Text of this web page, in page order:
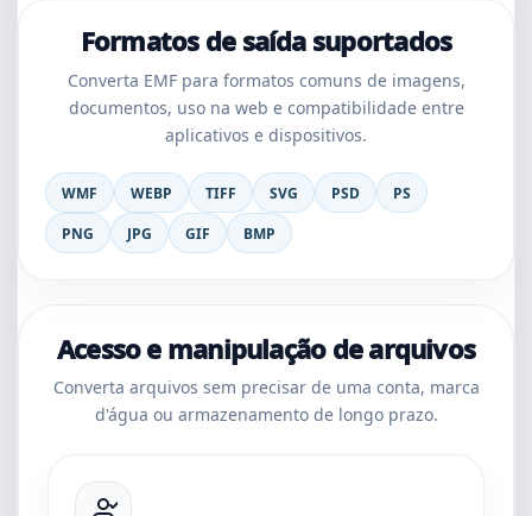
Formatos de saída suportados
Converta EMF para formatos comuns de imagens,
documentos, uso na web e compatibilidade entre
aplicativos e dispositivos.
WMF WEBP TIFF SVG PSD
PS
PNG
JPG GIF BMP
Acesso e manipulação de arquivos
Converta arquivos sem precisar de uma conta, marca
d'água ou armazenamento de longo prazo.